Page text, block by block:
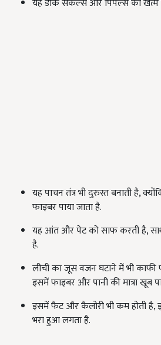
यह डार्क सर्कल्‍स और पिंपल्‍स को
यह पाचन तंत्र भी दुरुस्त बनाती है,
फाइबर पाया जाता है.
यह आंत और पेट को साफ करती है, साथ
है.
लीची का जूस वजन घटाने में भी काफी
इसमें फाइबर और पानी की मात्रा खूब
इसमें फैट और कैलोरी भी कम होती
भरा हुआ लगता है.